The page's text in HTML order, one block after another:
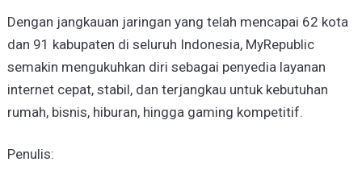
Dengan jangkauan jaringan yang telah mencapai 62 kota
dan 91 kabupaten di seluruh Indonesia, MyRepublic
semakin mengukuhkan diri sebagai penyedia layanan
internet cepat, stabil, dan terjangkau untuk kebutuhan
rumah, bisnis, hiburan, hingga gaming kompetitif.
Penulis: